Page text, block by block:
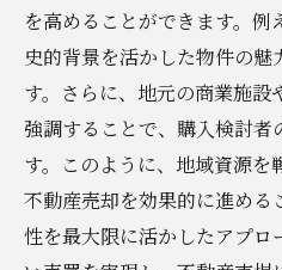
を高めることができます。
史的背景を活かした物件の魅
す。さらに、地元の商業施設
強調することで、購入検討者
す。このように、地域資源を
不動産売却を効果的に進める
性を最大限に活かしたアプ